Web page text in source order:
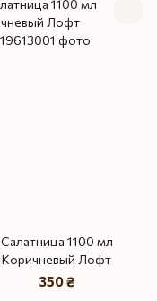
Салатница 1100 мл
Коричневый Лофт
350 ₴